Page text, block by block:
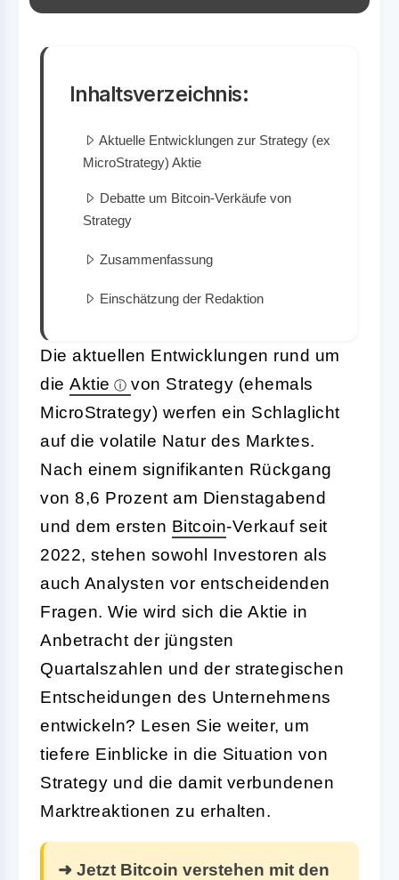
Inhaltsverzeichnis:
Aktuelle Entwicklungen zur Strategy (ex
MicroStrategy) Aktie
Debatte um Bitcoin-Verkäufe von
Strategy
Zusammenfassung
Einschätzung der Redaktion
Die aktuellen Entwicklungen rund um
die Aktie
von Strategy (ehemals
MicroStrategy) werfen ein Schlaglicht
auf die volatile Natur des Marktes.
Nach einem signifikanten Rückgang
von 8,6 Prozent am Dienstagabend
und dem ersten Bitcoin-Verkauf seit
2022, stehen sowohl Investoren als
auch Analysten vor entscheidenden
Fragen. Wie wird sich die Aktie in
Anbetracht der jüngsten
Quartalszahlen und der strategischen
Entscheidungen des Unternehmens
entwickeln? Lesen Sie weiter, um
tiefere Einblicke in die Situation von
Strategy und die damit verbundenen
Marktreaktionen zu erhalten.
➜ Jetzt Bitcoin verstehen mit den